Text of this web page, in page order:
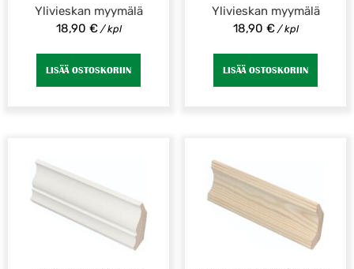
Ylivieskan myymälä
18,90 €/ kpl
LISÄÄ OSTOSKORIIN
Ylivieskan myymälä
18,90 €/ kpl
LISÄÄ OSTOSKORIIN